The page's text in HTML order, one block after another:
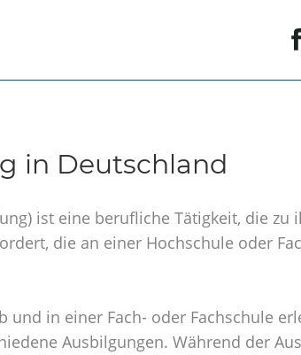
in Deutschland
ist eine berufliche Tätigkeit, die zu
die an einer Hochschule oder
in einer Fach- oder Fachschule
Ausbilgungen. Während der